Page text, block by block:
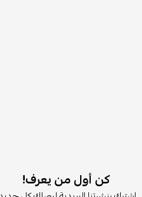
كن أول من يعرف!